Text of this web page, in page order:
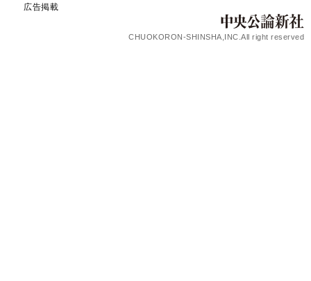
広告掲載
CHUOKORON-SHINSHA,INC.All right reserved